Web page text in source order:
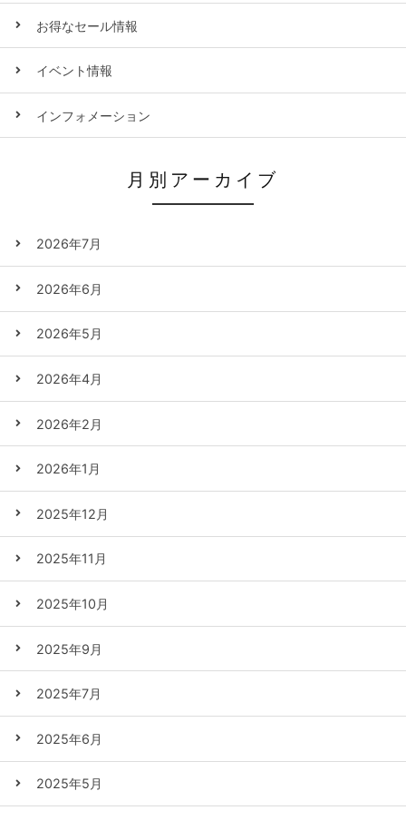
お得なセール情報
イベント情報
インフォメーション
月別アーカイブ
2026年7月
2026年6月
2026年5月
2026年4月
2026年2月
2026年1月
2025年12月
2025年11月
2025年10月
2025年9月
2025年7月
2025年6月
2025年5月